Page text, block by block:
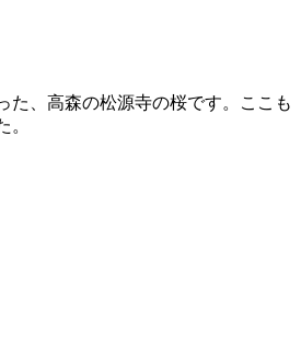
た、高森の松源寺の桜です。ここも
。